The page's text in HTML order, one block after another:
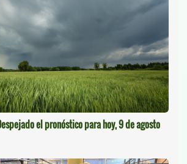
el pronóstico para hoy, 9 de agosto